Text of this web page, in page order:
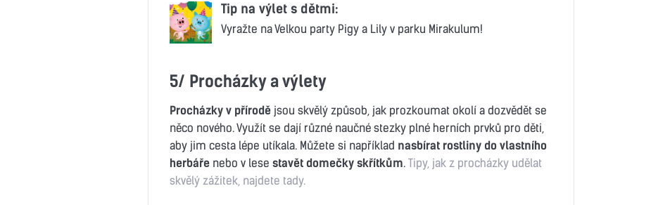
Tip na výlet s dětmi:
Vyražte na Velkou party Pigy a Lily v parku Mirakulum!
5/ Procházky a výlety
Procházky v přírodějsou skvělý způsob, jak prozkoumat okolí a dozvědět se
něco nového. Využít se dají různé naučné stezky plné herních prvků pro děti,
aby jim cesta lépe utíkala. Můžete si například nasbírat rostliny do vlastního
herbářenebo v lese stavět domečky skřítkům. Tipy, jak z procházky udělat
skvělý zážitek, najdete tady.